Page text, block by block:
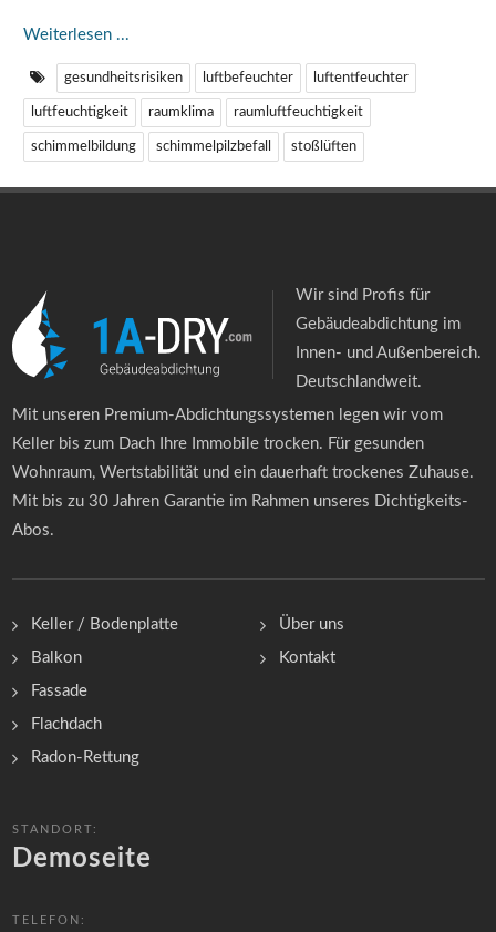
Weiterlesen ...
gesundheitsrisiken luftbefeuchter luftentfeuchter
luftfeuchtigkeit raumklima raumluftfeuchtigkeit
schimmelbildung schimmelpilzbefall stoßlüften
Wir sind Profis für
Gebäudeabdichtung im
Innen- und Außenbereich.
Deutschlandweit.
Mit unseren Premium-Abdichtungssystemen legen wir vom
Keller bis zum Dach Ihre Immobile trocken. Für gesunden
Wohnraum, Wertstabilität und ein dauerhaft trockenes Zuhause.
Mit bis zu 30 Jahren Garantie im Rahmen unseres Dichtigkeits-
Abos.
Keller / Bodenplatte
Balkon
Fassade
Flachdach
Radon-Rettung
Über uns
Kontakt
STANDORT:
Demoseite
TELEFON: